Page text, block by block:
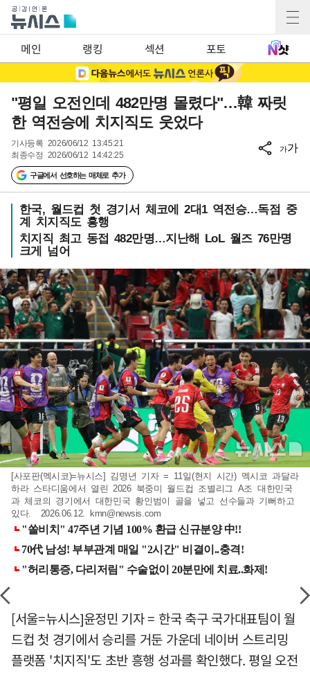
메인 랭킹 섹션 포토
"평일 오전인데 482만명 몰렸다"…韓 짜릿
한 역전승에 치지직도 웃었다
기사등록 2026/06/12 13:45:21
최종수정 2026/06/12 14:42:25
구글에서 선호하는 매체로 추가
가가
한국, 월드컵 첫 경기서 체코에 2대1 역전승…독점 중
계 치지직도 흥행
치지직 최고 동접 482만명…지난해 LoL 월즈 76만명
크게 넘어
[사포판(멕시코)=뉴시스] 김명년 기자 = 11일(현지 시간) 멕시코 과달라
하라 스타디움에서 열린 2026 북중미 월드컵 조별리그 A조 대한민국
과 체코의 경기에서 대한민국 황인범이 골을 넣고 선수들과 기뻐하고
있다. 2026.06.12.
kmn@newsis.com
[서울=뉴시스]윤정민 기자 = 한국 축구 국가대표팀이 월
드컵 첫 경기에서 승리를 거둔 가운데 네이버 스트리밍
플랫폼 '치지직'도 초반 흥행 성과를 확인했다. 평일 오전